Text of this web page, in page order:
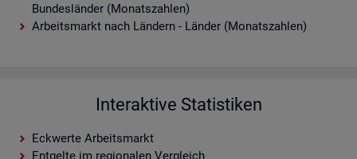
Bundesländer (Monatszahlen)
Arbeitsmarkt nach Ländern - Länder (Monatszahlen)
Interaktive Statistiken
Eckwerte Arbeitsmarkt
Entgelte im regionalen Vergleich